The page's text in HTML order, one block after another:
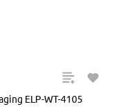
ELP-WT-4105